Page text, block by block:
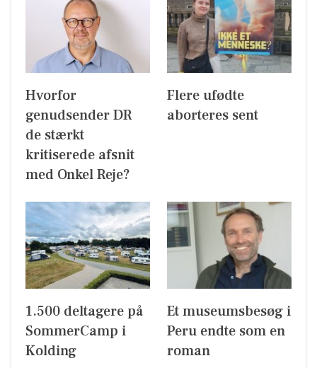
Hvorfor
genudsender DR
de stærkt
kritiserede afsnit
med Onkel Reje?
Flere ufødte
aborteres sent
1.500 deltagere på
SommerCamp i
Kolding
Et museumsbesøg i
Peru endte som en
roman